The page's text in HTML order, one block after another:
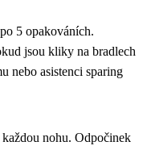
5 opakováních.
jsou kliky na bradlech
nebo asistenci sparing
nohu. Odpočinek